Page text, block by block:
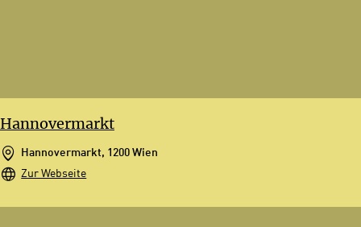
Hannovermarkt
Hannovermarkt, 1200 Wien
Zur Webseite